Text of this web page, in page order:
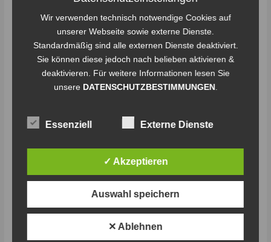
Förderverein Ehra-Lessien – ein
Dorf ein Team e. V.
Schreibe einen Kommentar /Staffel 1/CL
Förderverein
Lessien
Team
Wir verwenden technisch notwendige Cookies auf
unserer Webseite sowie externe Dienste.
Standardmäßig sind alle externen Dienste deaktiviert.
Sie können diese jedoch nach belieben aktivieren &
deaktivieren. Für weitere Informationen lesen Sie
unsere DATENSCHUTZBESTIMMUNGEN.
Essenziell Externe Dienste
✓ Akzeptieren
Auswahl speichern
✕ Ablehnen